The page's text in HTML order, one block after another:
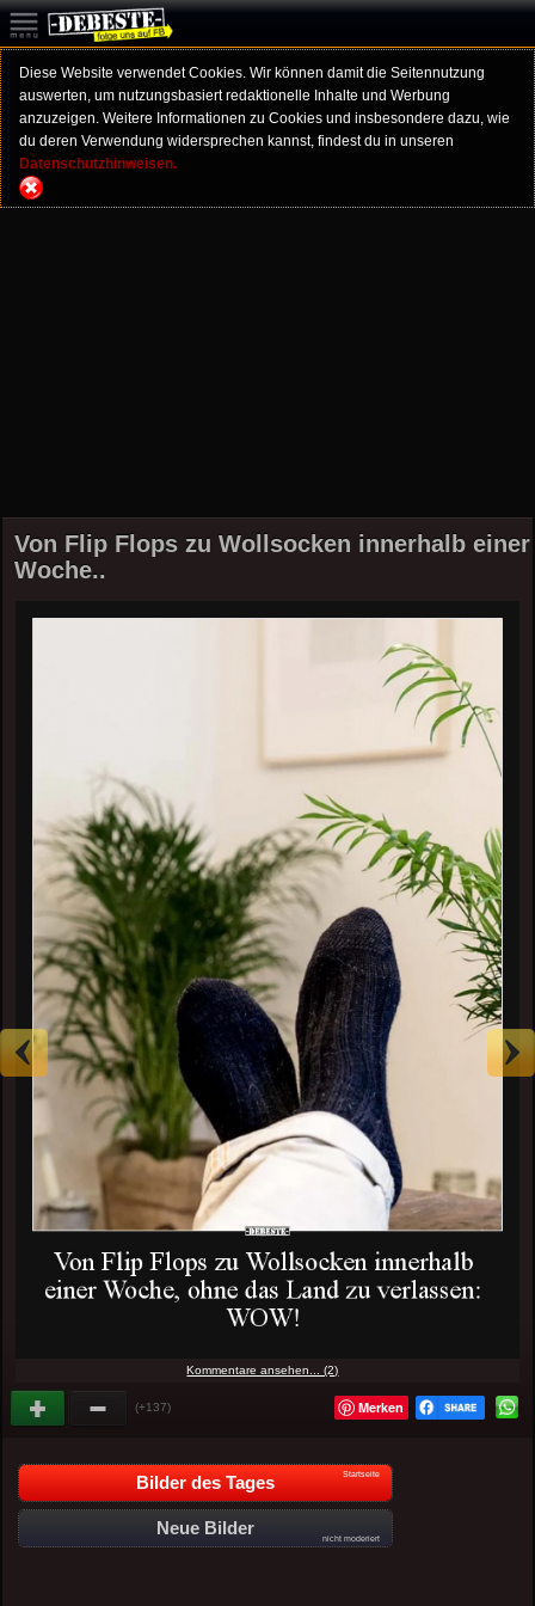
Diese Website verwendet Cookies. Wir können damit die Seitennutzung
auswerten, um nutzungsbasiert redaktionelle Inhalte und Werbung
anzuzeigen. Weitere Informationen zu Cookies und insbesondere dazu, wie
du deren Verwendung widersprechen kannst, findest du in unseren
Datenschutzhinweisen.
Von Flip Flops zu Wollsocken innerhalb einer
Woche..
Kommentare ansehen... (2)
(+137) Merken
Bilder des Tages Startseite
Neue Bilder
nicht moderiert